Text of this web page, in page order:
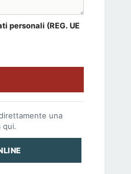
personali (REG. UE
una
qui.